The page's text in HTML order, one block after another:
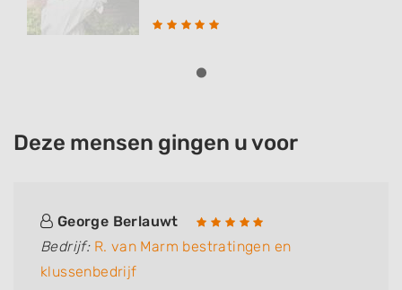
Deze mensen gingen u voor
George Berlauwt
Bedrijf: R. van Marm bestratingen en
klussenbedrijf